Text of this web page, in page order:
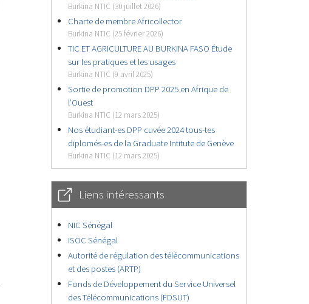
Burkina NTIC (30 juillet 2026)
Charte de membre Africollector
Burkina NTIC (25 février 2026)
TIC ET AGRICULTURE AU BURKINA FASO Étude
sur les pratiques et les usages
Burkina NTIC (9 avril 2025)
Sortie de promotion DPP 2025 en Afrique de
l’Ouest
Burkina NTIC (12 mars 2025)
Nos étudiant-es DPP cuvée 2024 tous-tes
diplomés-es de la Graduate Intitute de Genève
Burkina NTIC (12 mars 2025)
Liens intéressants
NIC Sénégal
ISOC Sénégal
Autorité de régulation des télécommunications
et des postes (ARTP)
Fonds de Développement du Service Universel
des Télécommunications (FDSUT)